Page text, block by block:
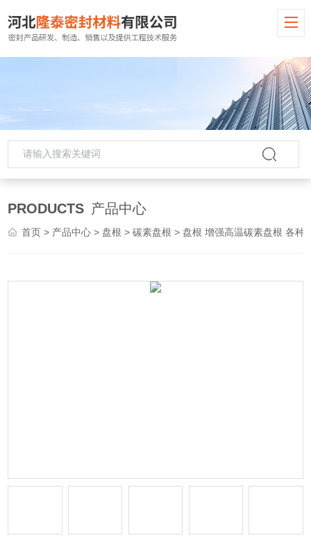
PRODUCTS 产品中心
首页 > 产品中心 > 盘根 >碳素盘根 > 盘根 增强高温碳素盘根 各种密封盘根批发